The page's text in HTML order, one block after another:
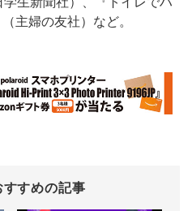
主婦の友社）など。
すすめの記事